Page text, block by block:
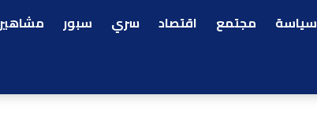
سياسة مجتمع اقتصاد سري سبور مشاهير